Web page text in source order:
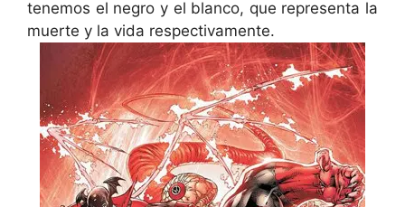
tenemos el negro y el blanco, que representa la
muerte y la vida respectivamente.